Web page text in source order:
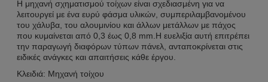
Η μηχανή σχηματισμού τοίχων είναι σχεδιασμένη για να
λειτουργεί με ένα ευρύ φάσμα υλικών, συμπεριλαμβανομένου
του χάλυβα, του αλουμινίου και άλλων μετάλλων με πάχος
που κυμαίνεται από 0,3 έως 0,8 mm.Η ευελιξία αυτή επιτρέπει
την παραγωγή διαφόρων τύπων πάνελ, ανταποκρίνεται στις
ειδικές ανάγκες και απαιτήσεις κάθε έργου.
Κλειδιά: Μηχανή τοίχου